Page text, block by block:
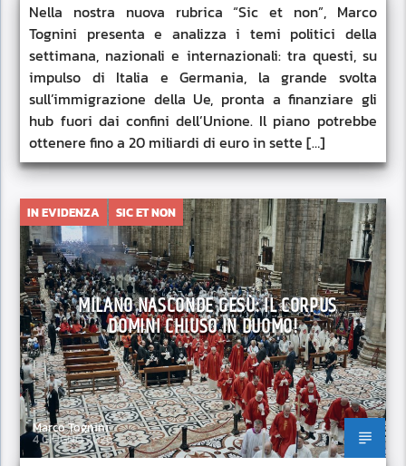
Nella nostra nuova rubrica “Sic et non”, Marco
Tognini presenta e analizza i temi politici della
settimana, nazionali e internazionali: tra questi, su
impulso di Italia e Germania, la grande svolta
sull’immigrazione della Ue, pronta a finanziare gli
hub fuori dai confini dell’Unione. Il piano potrebbe
ottenere fino a 20 miliardi di euro in sette […]
IN EVIDENZA SIC ET NON
MILANO NASCONDE GESÙ: IL CORPUS
DOMINI CHIUSO IN DUOMO!
Marco Tognini
4 GIUGNO 2026